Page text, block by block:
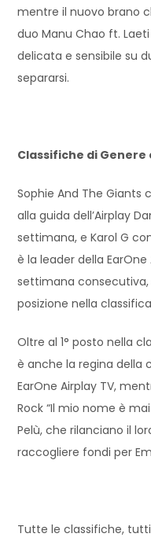
mentre il nuovo brano
duo Manu Chao ft. Laeti
delicata e sensibile su
separarsi.
Classifiche di Genere
Sophie And The Giants
alla guida dell’Airplay
settimana, e Karol G
è la leader della
settimana consecutiva,
posizione nella
Oltre al 1° posto nella
è anche la regina della
EarOne Airplay TV,
Rock “Il mio nome è
Pelù, che rilanciano il
raccogliere fondi per
Tutte le classifiche,